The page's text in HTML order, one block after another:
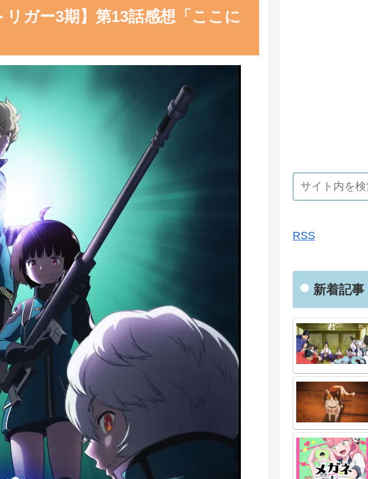
ルドカップ4強にも疑いの視線が向けられる」
ガー3期】第13話感想「ここに
RSS
新着記事